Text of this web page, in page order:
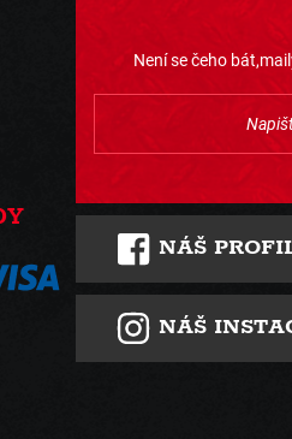
Není se čeho
NÁŠ
NÁŠ